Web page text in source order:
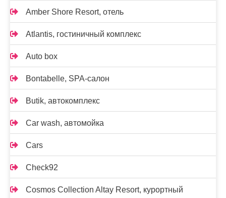
Amber Shore Resort, отель
Atlantis, гостиничный комплекс
Auto box
Bontabelle, SPA-салон
Butik, автокомплекс
Car wash, автомойка
Cars
Check92
Cosmos Collection Altay Resort, курортный